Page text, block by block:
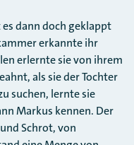
es dann doch geklappt
erkannte ihr
erlernte sie von ihrem
als sie der Tochter
suchen, lernte sie
Markus kennen. Der
Schrot, von